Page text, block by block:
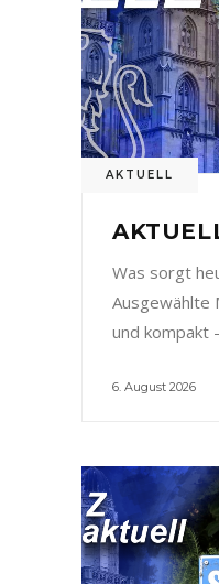
AKTUELL
Was sorgt
Ausgewählte
und kompakt
6. August 2026